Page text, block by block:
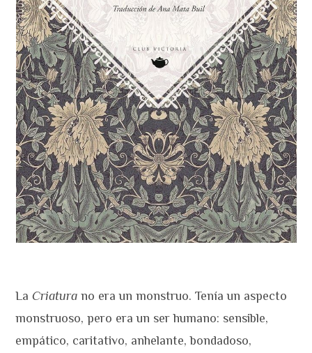
LaCriatura no era un monstruo. Tenía un aspecto
monstruoso, pero era un ser humano: sensible,
empático, caritativo, anhelante, bondadoso,